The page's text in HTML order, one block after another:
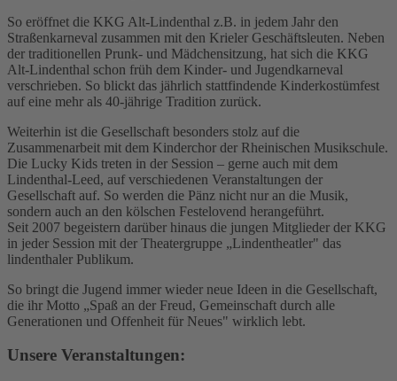
So eröffnet die KKG Alt-Lindenthal z.B. in jedem Jahr den
Straßenkarneval zusammen mit den Krieler Geschäftsleuten. Neben
der traditionellen Prunk- und Mädchensitzung, hat sich die KKG
Alt-Lindenthal schon früh dem Kinder- und Jugendkarneval
verschrieben. So blickt das jährlich stattfindende Kinderkostümfest
auf eine mehr als 40-jährige Tradition zurück.
Weiterhin ist die Gesellschaft besonders stolz auf die
Zusammenarbeit mit dem Kinderchor der Rheinischen Musikschule.
Die Lucky Kids treten in der Session – gerne auch mit dem
Lindenthal-Leed, auf verschiedenen Veranstaltungen der
Gesellschaft auf. So werden die Pänz nicht nur an die Musik,
sondern auch an den kölschen Festelovend herangeführt.
Seit 2007 begeistern darüber hinaus die jungen Mitglieder der KKG
in jeder Session mit der Theatergruppe „Lindentheatler" das
lindenthaler Publikum.
So bringt die Jugend immer wieder neue Ideen in die Gesellschaft,
die ihr Motto „Spaß an der Freud, Gemeinschaft durch alle
Generationen und Offenheit für Neues" wirklich lebt.
Unsere Veranstaltungen: